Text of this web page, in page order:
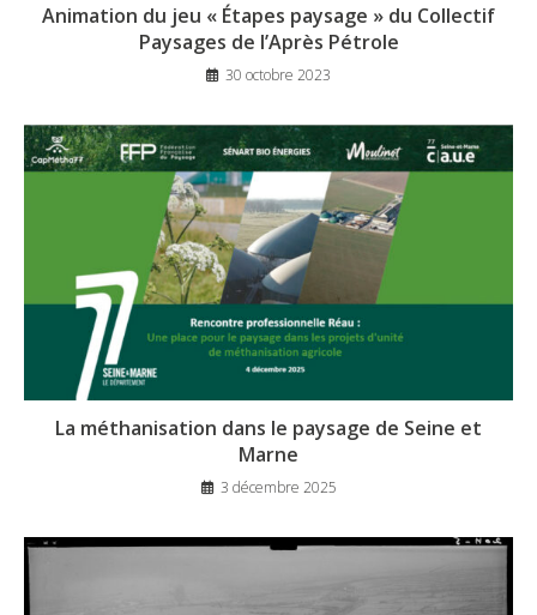
Animation du jeu « Étapes paysage » du Collectif
Paysages de l’Après Pétrole
30 octobre 2023
La méthanisation dans le paysage de Seine et
Marne
3 décembre 2025